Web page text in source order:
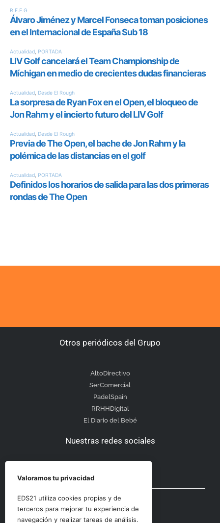
Otros periódicos del Grupo
AltoDirectivo
SerComercial
PadelSpain
RRHHDigital
El Diario del Bebé
Nuestras redes sociales
Otras secciones
Valoramos tu privacidad
EDS21 utiliza cookies propias y de
terceros para mejorar tu experiencia de
navegación y realizar tareas de análisis.